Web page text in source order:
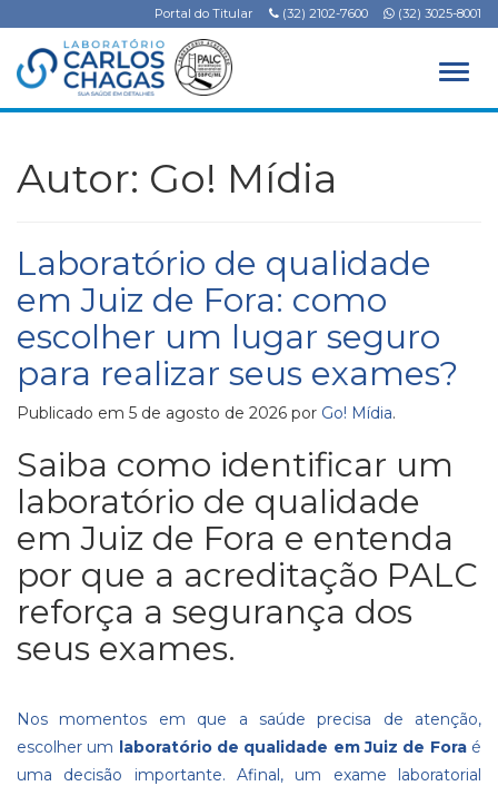
Portal do Titular (32) 2102-7600 (32) 3025-8001
Autor: Go! Mídia
Laboratório de qualidade
em Juiz de Fora: como
escolher um lugar seguro
para realizar seus exames?
Publicado em 5 de agosto de 2026 por Go! Mídia.
Saiba como identificar um
laboratório de qualidade
em Juiz de Fora e entenda
por que a acreditação PALC
reforça a segurança dos
seus exames.
Nos momentos em que a saúde precisa de atenção,
escolher um laboratório de qualidade em Juiz de Foraé
uma decisão importante. Afinal, um exame laboratorial